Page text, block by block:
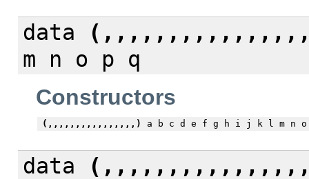
data
m n o p q
Constructors
(,,,,,,,,,,,,,,,,) a b c d e f g h i j k l m n o
data